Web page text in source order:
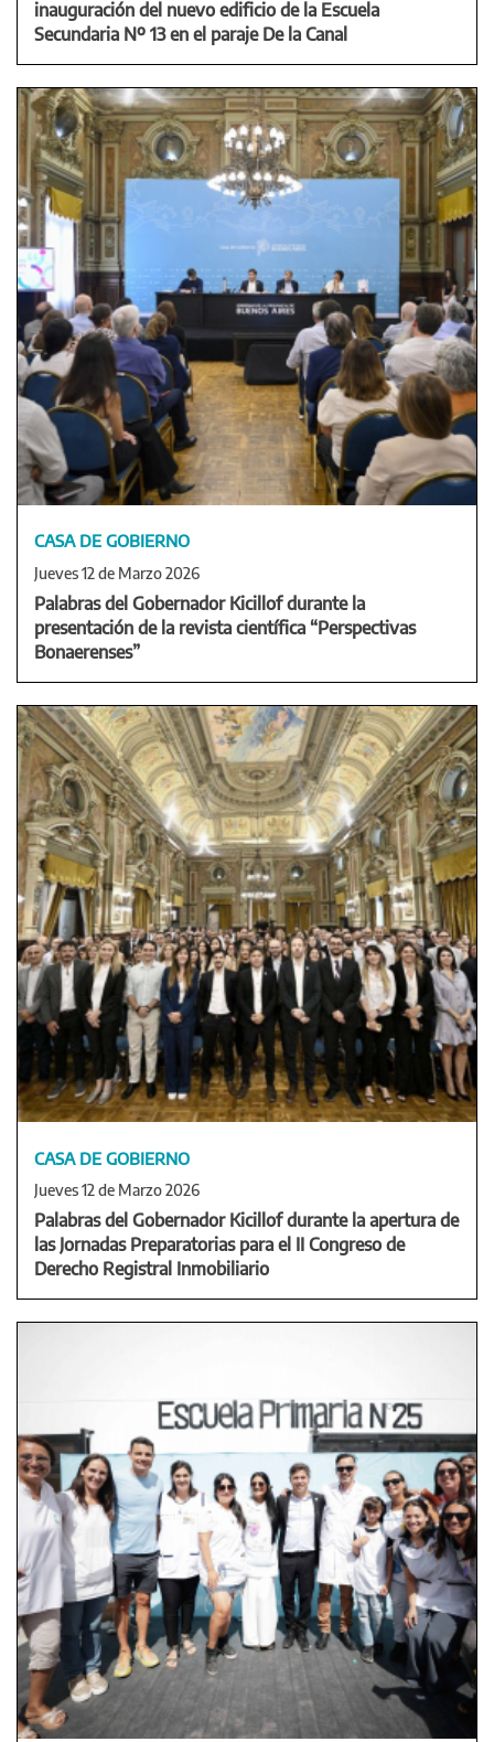
inauguración del nuevo edificio de la Escuela
Secundaria Nº 13 en el paraje De la Canal
CASA DE GOBIERNO
Jueves 12 de Marzo 2026
Palabras del Gobernador Kicillof durante la
presentación de la revista científica “Perspectivas
Bonaerenses”
CASA DE GOBIERNO
Jueves 12 de Marzo 2026
Palabras del Gobernador Kicillof durante la apertura de
las Jornadas Preparatorias para el II Congreso de
Derecho Registral Inmobiliario